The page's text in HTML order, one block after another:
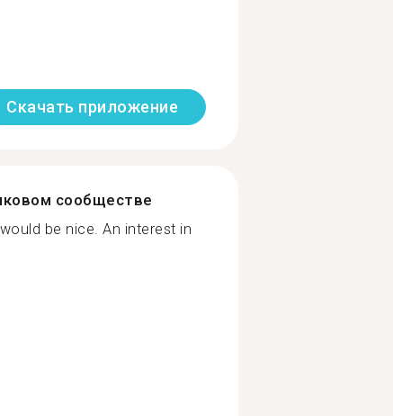
Скачать приложение
сообществе
be nice. An interest in